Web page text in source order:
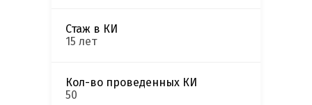
Стаж в КИ
15 лет
Кол-во проведенных КИ
50